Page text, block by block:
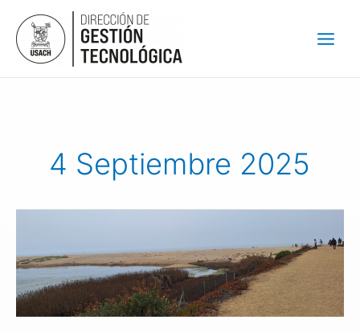
contenido
4 Septiembre 2025
busca
agilizar
diagnóstico
y